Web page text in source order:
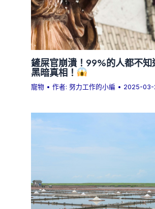
鏟屎官崩潰！99%的人都不知
黑暗真相！
寵物 • 作者:努力工作的小編 • 2025-03-